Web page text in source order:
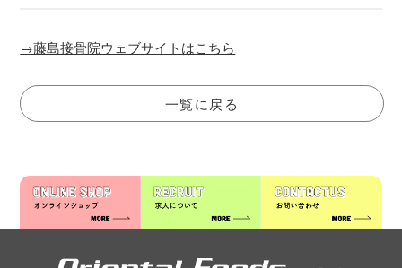
→藤島接骨院ウェブサイトはこちら
一覧に戻る